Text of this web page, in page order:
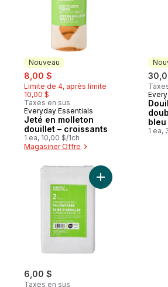
Nouveau
sale:
8,00 $
Limite de 4, après limite
10,00 $
Taxes en sus
Nouveau
Everyday Essentials
Jeté en molleton
douillet – croissants
1 ea, 10,00 $/1ch
Magasiner Offre
bleu
1 ea,
6,00 $
Taxes en sus
Ajouter